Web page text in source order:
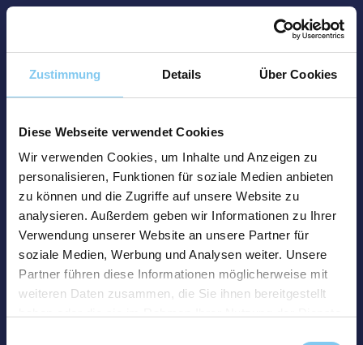
Zustimmung Details Über Cookies
Diese Webseite verwendet Cookies
Wir verwenden Cookies, um Inhalte und Anzeigen zu
personalisieren, Funktionen für soziale Medien anbieten
zu können und die Zugriffe auf unsere Website zu
analysieren. Außerdem geben wir Informationen zu Ihrer
Verwendung unserer Website an unsere Partner für
soziale Medien, Werbung und Analysen weiter. Unsere
Partner führen diese Informationen möglicherweise mit
weiteren Daten zusammen, die Sie ihnen bereitgestellt